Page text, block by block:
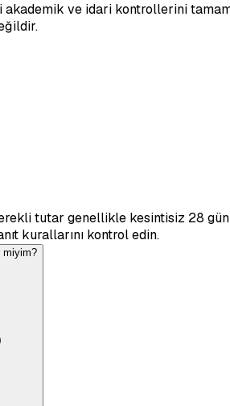
akademik ve idari kontrollerini
tutar genellikle kesintisiz 28
kurallarını kontrol edin.
miyim?